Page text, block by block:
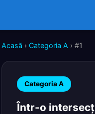
Acasă › Categoria A › #1
Categoria A
Într-o